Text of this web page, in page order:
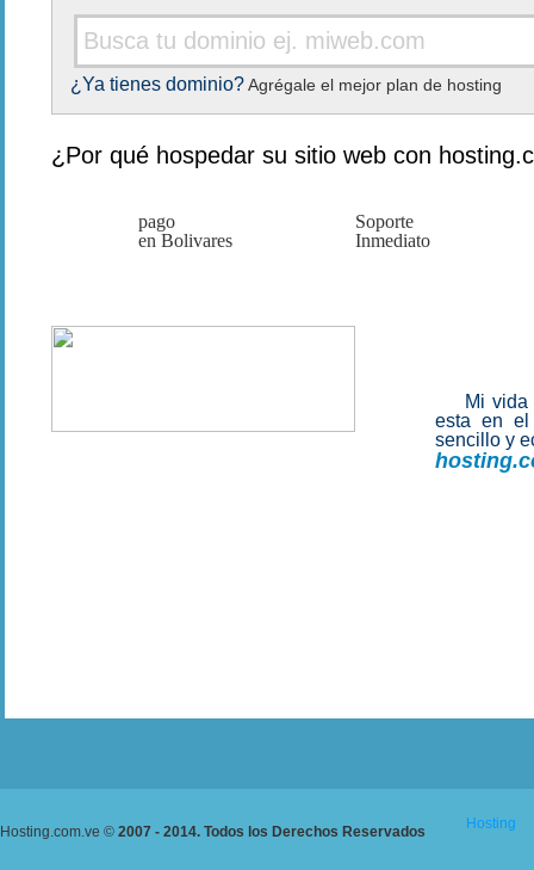
¿Ya tienes dominio?Agrégale el mejor plan de hosting
¿Por qué hospedar su sitio web con
pago
en Bolivares
Soporte
Inmediato
Mi vida
esta en el
sencillo y
Hosting.com.ve © 2007 - 2014. Todos los Derechos Reservados Hosting